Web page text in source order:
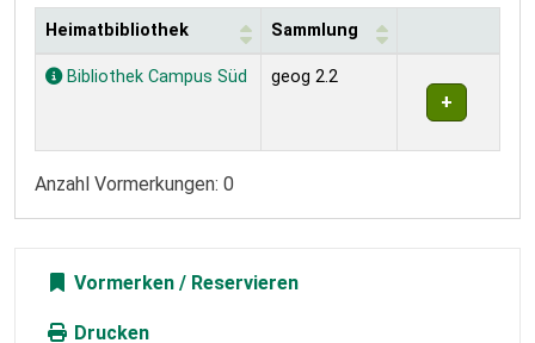
Exemplare
Heimatbibliothek Sammlung
Bibliothek Campus Süd geog 2.2
Anzahl Vormerkungen: 0
Vormerken
Drucken